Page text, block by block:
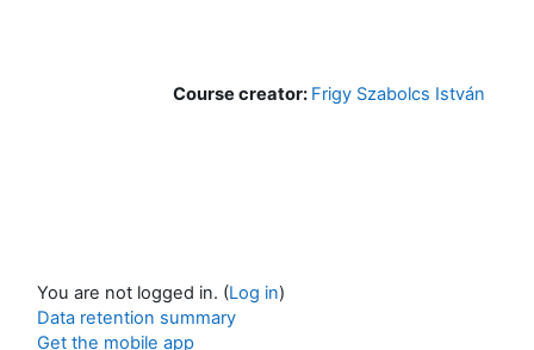
Course creator: Frigy Szabolcs István
You are not logged in. (Log in)
Data retention summary
Get the mobile app